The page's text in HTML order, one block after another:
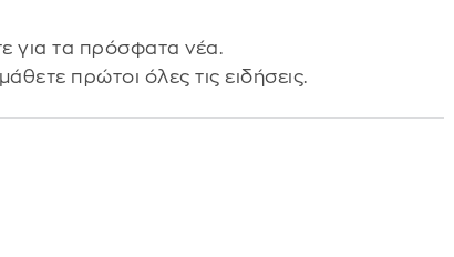
για τα πρόσφατα νέα.
πρώτοι όλες τις ειδήσεις.